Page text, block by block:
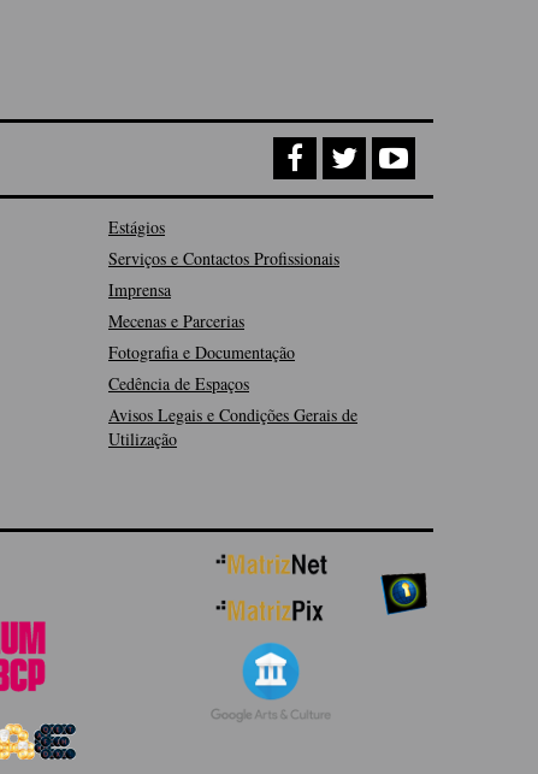
Estágios
Serviços e Contactos Profissionais
Imprensa
Mecenas e Parcerias
Fotografia e Documentação
Cedência de Espaços
Avisos Legais e Condições Gerais de
Utilização